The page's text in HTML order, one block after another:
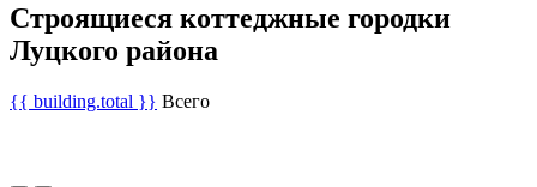
Строящиеся коттеджные городки
Луцкого района
{{ building.total }} Всего